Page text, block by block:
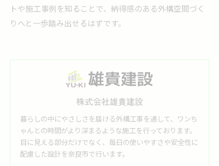
トや施工事例を知ることで、納得感のある外構空間づく
りへと一歩踏み出せるはずです。
株式会社雄貴建設
暮らしの中にやさしさを届ける外構工事を通して、ワンち
ゃんとの時間がより深まるような施工を行っております。
目に見える部分だけでなく、毎日の使いやすさや安全性に
配慮した設計を奈良市で行います。